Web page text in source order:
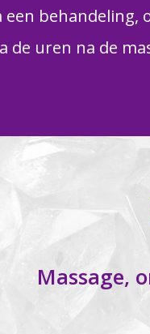
een behandeling,
de uren na de
Massage,